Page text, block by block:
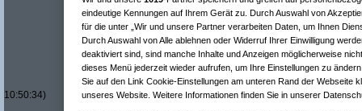
Re(10): Wie man ETFs ausnimmt(Paulas_Papa
Re(10): Wie man ETFs ausnimmt(AVS_reloaded
Re(11): Wie man ETFs ausnimmt
Sonic The
(
Re(13): Wie man ETFs ausnimmt(Sonic
Re(14): Wie man ETFs ausnimmt(
Re(15): Wie man ETFs ausnimmt(
10:50:34)
eindeutige Kennungen auf Ihrem Gerät zu. Durch Auswahl von
für die unter „Wir und unsere Partner verarbeiten Daten, um Ihnen
Durch Auswahl von Alle ablehnen oder Widerruf Ihrer Einwilligung
deaktiviert sind, sind manche Inhalte und Anzeigen möglicherweise
dieses Menü jederzeit wieder aufrufen, um Ihre Einstellungen zu
Sie auf den Link Cookie-Einstellungen am unteren Rand der Webseite
unseres Website. Weitere Informationen finden Sie in unserer